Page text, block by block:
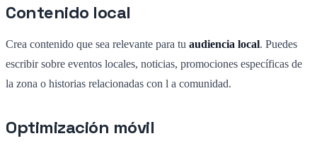
Contenido local
Crea contenido que sea relevante para tu audiencia local. Puedes
escribir sobre eventos locales, noticias, promociones específicas de
la zona o historias relacionadas con l a comunidad.
Optimización móvil